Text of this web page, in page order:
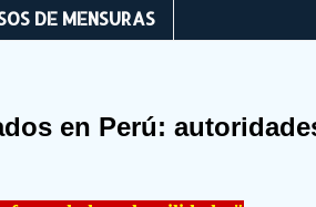
DE MENSURAS
en Perú: